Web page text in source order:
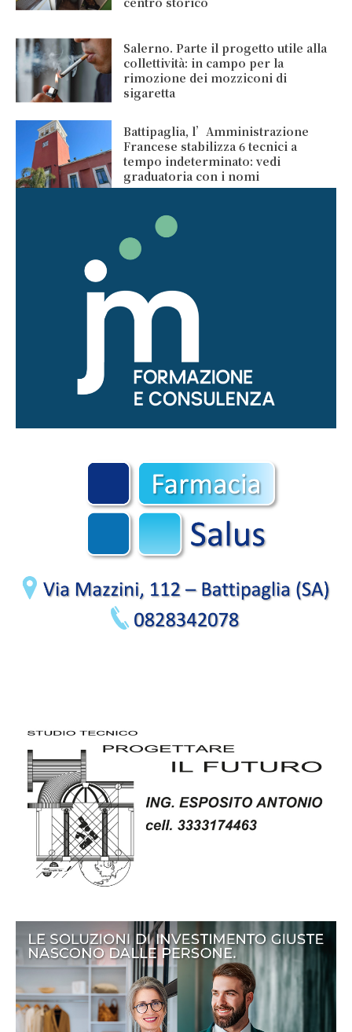
Salerno. Parte il progetto utile alla
collettività: in campo per la
rimozione dei mozziconi di
sigaretta
Battipaglia, l’Amministrazione
Francese stabilizza 6 tecnici a
tempo indeterminato: vedi
graduatoria con i nomi